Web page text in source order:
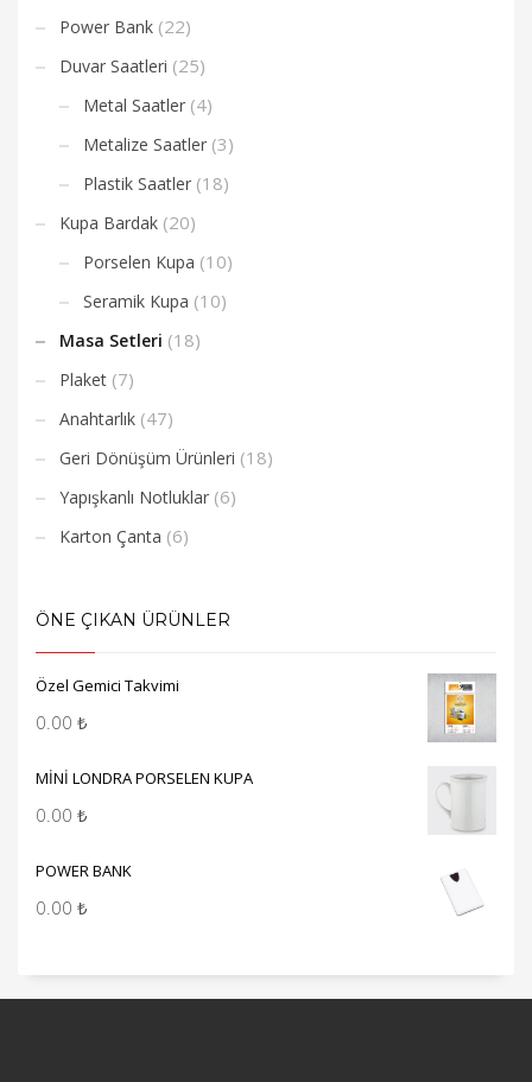
Power Bank (22)
Duvar Saatleri (25)
Metal Saatler (4)
Metalize Saatler (3)
Plastik Saatler (18)
Kupa Bardak (20)
Porselen Kupa (10)
Seramik Kupa (10)
Masa Setleri (18)
Plaket (7)
Anahtarlık (47)
Geri Dönüşüm Ürünleri (18)
Yapışkanlı Notluklar (6)
Karton Çanta (6)
ÖNE ÇIKAN ÜRÜNLER
Özel Gemici Takvimi
0.00 ₺
MİNİ LONDRA PORSELEN KUPA
0.00 ₺
POWER BANK
0.00 ₺